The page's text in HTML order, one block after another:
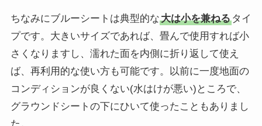
ちなみにブルーシートは典型的な大は小を兼ねるタイ
プです。大きいサイズであれば、畳んで使用すれば小
さくなりますし、濡れた面を内側に折り返して使え
ば、再利用的な使い方も可能です。以前に一度地面の
コンディションが良くない(水はけが悪い)ところで、
グラウンドシートの下にひいて使ったこともありまし